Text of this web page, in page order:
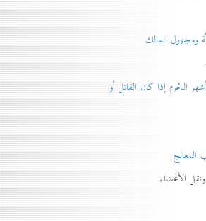
ومجهول المالك
إذا كان القاتل أو
الأعضاء